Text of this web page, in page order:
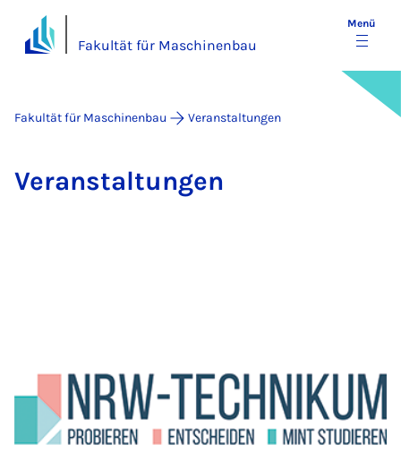
Fakultät für Maschinenbau
Menü
Fakultät für Maschinenbau Veranstaltungen
Ver­an­stal­tun­gen